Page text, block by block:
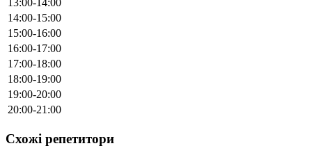
13:00-14:00
14:00-15:00
15:00-16:00
16:00-17:00
17:00-18:00
18:00-19:00
19:00-20:00
20:00-21:00
Схожі репетитори